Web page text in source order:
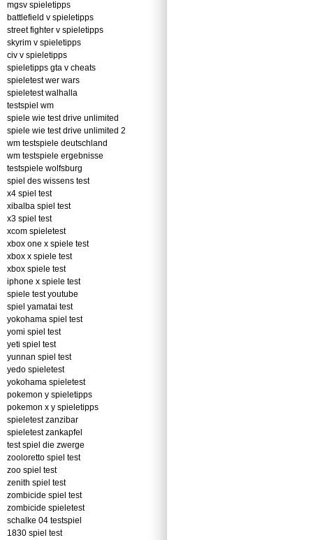
mgsv spieletipps
battlefield v spieletipps
street fighter v spieletipps
skyrim v spieletipps
civ v spieletipps
spieletipps gta v cheats
spieletest wer wars
spieletest walhalla
testspiel wm
spiele wie test drive unlimited
spiele wie test drive unlimited 2
wm testspiele deutschland
wm testspiele ergebnisse
testspiele wolfsburg
spiel des wissens test
x4 spiel test
xibalba spiel test
x3 spiel test
xcom spieletest
xbox one x spiele test
xbox x spiele test
xbox spiele test
iphone x spiele test
spiele test youtube
spiel yamatai test
yokohama spiel test
yomi spiel test
yeti spiel test
yunnan spiel test
yedo spieletest
yokohama spieletest
pokemon y spieletipps
pokemon x y spieletipps
spieletest zanzibar
spieletest zankapfel
test spiel die zwerge
zooloretto spiel test
zoo spiel test
zenith spiel test
zombicide spiel test
zombicide spieletest
schalke 04 testspiel
1830 spiel test